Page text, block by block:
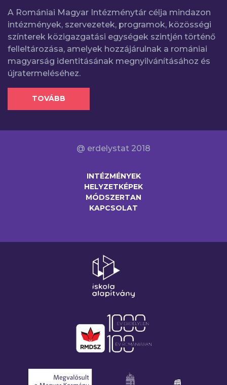
A Romániai Magyar Intézménytár célja mindazon
intézmények, szervezetek, programok, közösségi
színterek közigazgatási egységek szintjén történő
felleltározása, amelyek hozzájárulnak a romániai
magyarság identitásának megnyilvánításához és
újratermeléséhez.
TOVÁBB
@ erdelystat 2018
INTÉZMÉNYEK
HELYZETKÉPEK
MÓDSZERTAN
KAPCSOLAT